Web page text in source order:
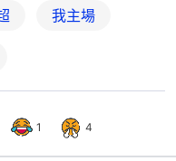
我主場
1 4